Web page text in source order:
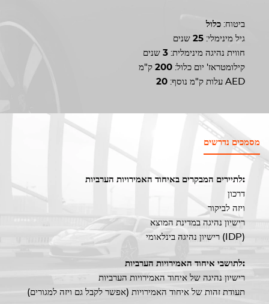
ביטוח: כלול
גיל מינימלי: 25 שנים
חווית נהיגה מינימלית: 3 שנים
קילומטראז' יום כלול: 200 ק"מ
עלות ק"מ נוסף: 20 AED
מסמכים נדרשים
לתיירים המבקרים באיחוד האמירויות הערביות:
דרכון
ויזה לביקור
רישיון נהיגה במדינת המוצא
רישיון נהיגה בינלאומי (IDP)
לתושבי איחוד האמירויות הערביות:
רישיון נהיגה של איחוד האמירויות הערביות
תעודת זהות של איחוד האמירויות (אפשר לקבל גם ויזה למגורים)